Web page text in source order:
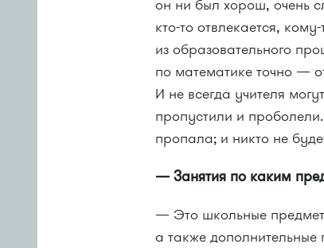
он ни был хорош, очень
кто-то отвлекается,
из образовательного
по математике точно —
И не всегда учителя
пропустили и
пропала; и никто не
— Занятия по каким
— Это школьные
а также